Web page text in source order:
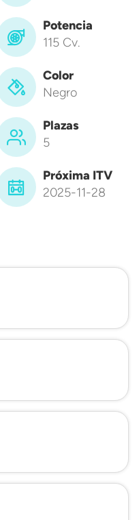
Potencia
115 Cv.
Color
Negro
Plazas
5
Próxima ITV
2025-11-28